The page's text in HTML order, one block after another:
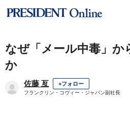
なぜ「メール中毒」か
か
佐藤 亙 +フォロー
フランクリン・コヴィー・ジャパン副社長